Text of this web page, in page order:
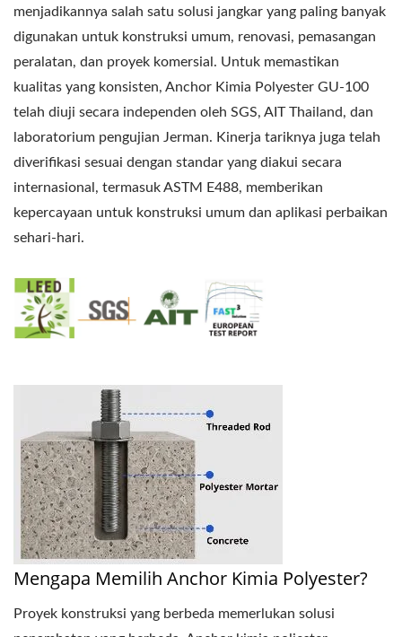
menjadikannya salah satu solusi jangkar yang paling banyak
digunakan untuk konstruksi umum, renovasi, pemasangan
peralatan, dan proyek komersial. Untuk memastikan
kualitas yang konsisten, Anchor Kimia Polyester GU-100
telah diuji secara independen oleh SGS, AIT Thailand, dan
laboratorium pengujian Jerman. Kinerja tariknya juga telah
diverifikasi sesuai dengan standar yang diakui secara
internasional, termasuk ASTM E488, memberikan
kepercayaan untuk konstruksi umum dan aplikasi perbaikan
sehari-hari.
Mengapa Memilih Anchor Kimia Polyester?
Proyek konstruksi yang berbeda memerlukan solusi